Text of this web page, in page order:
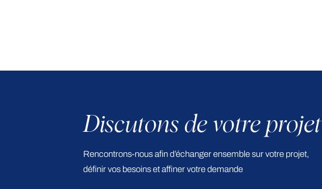
Discutons de votre projet
Rencontrons-nous afin d’échanger ensemble sur votre projet,
définir vos besoins et affiner votre demande